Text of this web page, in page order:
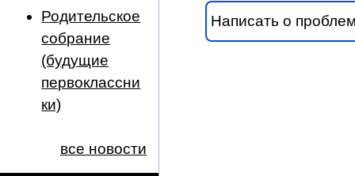
Написать о
Родительское
собрание
(будущие
первоклассни
ки)
все новости